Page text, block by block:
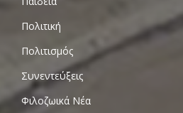
Πολιτική
Πολιτισμός
Συνεντεύξεις
Φιλοζωικά Νέα